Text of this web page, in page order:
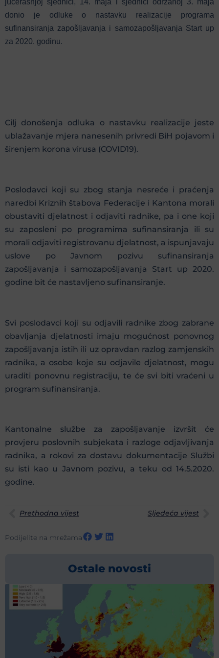
jučerašnjoj sjednici, 14. maja i sjednici održanoj 3. maja
donio je odluke o nastavku realizacije programa
sufinansiranja zapošljavanja i samozapošljavanja Start up
za 2020. godinu.
Cilj donošenja odluka o nastavku realizacije jeste
ublažavanje mjera nanesenih privredi BiH pojavom i
širenjem korona virusa (COVID19).
Poslodavci koji su zbog stanja nesreće i praćenja
naredbi Kriznih štabova Federacije i Kantona morali
obustaviti djelatnost i odjaviti radnike, pa i one koji
su zaposleni po programima sufinansiranja ili su
morali odjaviti registrovanu djelatnost, a ispunjavaju
uslove po Javnom pozivu sufinansiranja
zapošljavanja i samozapošljavanja Start up 2020.
godine bit će nastavljeno sufinansiranje.
Svi poslodavci koji su odjavili radnike zbog zabrane
obavljanja djelatnosti imaju mogućnost ponovnog
zapošljavanja istih ili uz opravdan razlog zamjenskih
radnika, a osobe koje su odjavile djelatnost, mogu
uraditi ponovnu registraciju, te će svi biti vraćeni u
program sufinansiranja.
Kantonalne službe za zapošljavanje izvršit će
provjeru poslovnih subjekata i razloge odjavljivanja
radnika, a rokovi za dostavu dokumentacije Službi
su isti kao u Javnom pozivu, a teku od 14.5.2020.
godine.
Prethodna vijest Sljedeća vijest
Podijelite na mrežama
Ostale novosti